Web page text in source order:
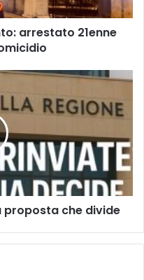
arrestato 21enne
proposta che divide